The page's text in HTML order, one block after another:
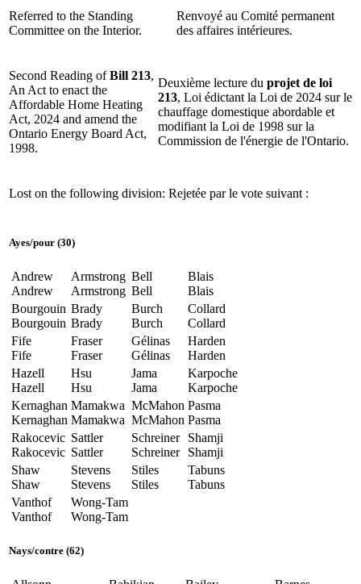
Referred to the Standing
Committee on the Interior.
Renvoyé au Comité permanent
des affaires intérieures.
Second Reading ofBill 213,
An Act to enact the
Affordable Home Heating
Act, 2024 and amend the
Ontario Energy Board Act,
1998.
Deuxième lecture du projet de loi
213, Loi édictant la Loi de 2024 sur le
chauffage domestique abordable et
modifiant la Loi de 1998 sur la
Commission de l'énergie de l'Ontario.
Lost on the following division: Rejetée par le vote suivant :
Ayes/pour (30)
Andrew
Andrew
Armstrong
Armstrong
Bell
Bell
Blais
Blais
Bourgouin
Bourgouin
Brady
Brady
Burch
Burch
Collard
Collard
Fife
Fife
Fraser
Fraser
Gélinas
Gélinas
Harden
Harden
Hazell
Hazell
Hsu
Hsu
Jama
Jama
Karpoche
Karpoche
Kernaghan
Kernaghan
Mamakwa
Mamakwa
McMahon
McMahon
Pasma
Pasma
Rakocevic
Rakocevic
Sattler
Sattler
Schreiner
Schreiner
Shamji
Shamji
Shaw
Shaw
Stevens
Stevens
Stiles
Stiles
Tabuns
Tabuns
Vanthof
Vanthof
Wong-Tam
Wong-Tam
Nays/contre (62)